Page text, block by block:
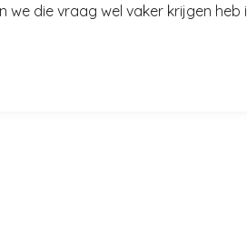
we die vraag wel vaker krijgen heb